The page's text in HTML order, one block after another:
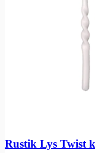
Rustik Lys Twist